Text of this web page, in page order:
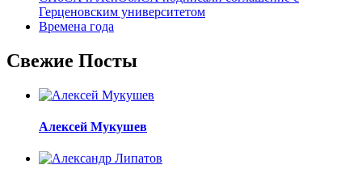
Герценовским университетом
Времена года
Свежие Посты
Алексей Мукушев